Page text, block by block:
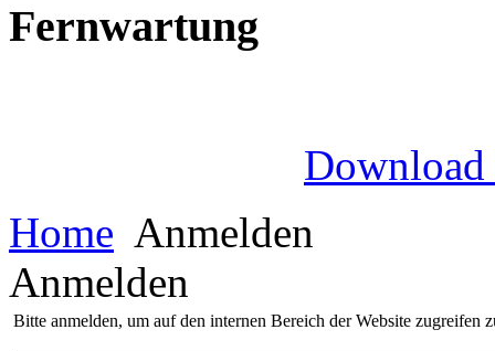
Fernwartung
Download
Home Anmelden
Anmelden
Bitte anmelden, um auf den internen Bereich der Website zugreifen